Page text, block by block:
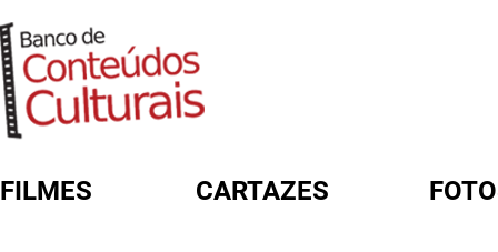
FILMES CARTAZES